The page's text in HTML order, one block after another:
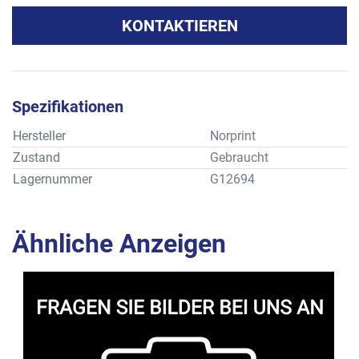
KONTAKTIEREN
Spezifikationen
Hersteller
Norprint
Zustand
Gebraucht
Lagernummer
G12694
Ähnliche Anzeigen